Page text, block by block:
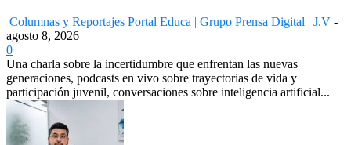
Columnas y Reportajes Portal Educa | Grupo Prensa Digital | J.V -
agosto 8, 2026
0
Una charla sobre la incertidumbre que enfrentan las nuevas
generaciones, podcasts en vivo sobre trayectorias de vida y
participación juvenil, conversaciones sobre inteligencia artificial...